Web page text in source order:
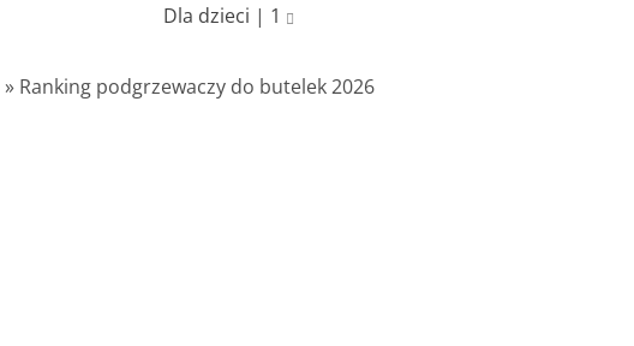
Dla dzieci | 1
» Ranking podgrzewaczy do butelek 2026